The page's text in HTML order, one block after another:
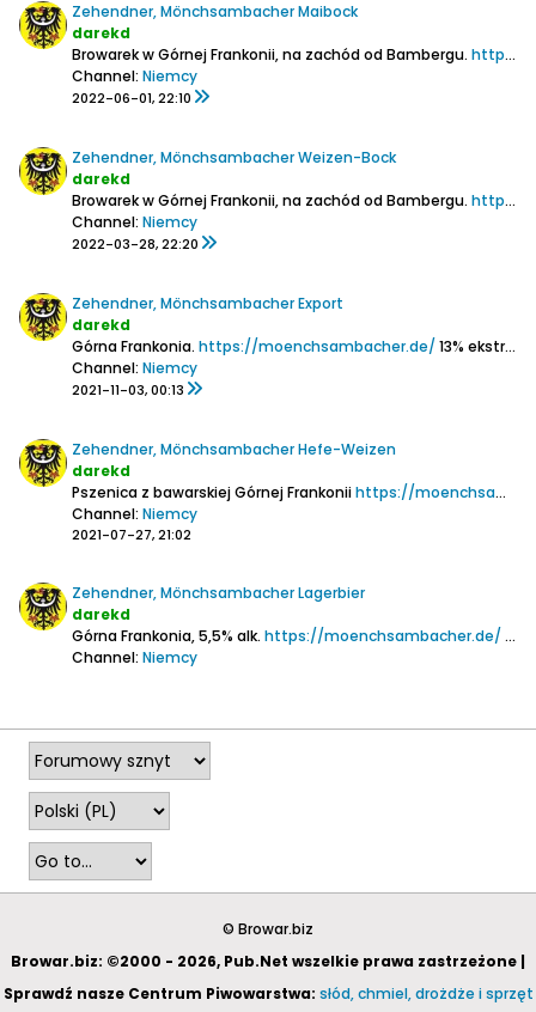
Zehendner, Mönchsambacher Maibock
darekd
Browarek w Górnej Frankonii, na zachód od Bambergu. https://moenchsambacher.de/
Channel: Niemcy
2022-06-01, 22:10
Zehendner, Mönchsambacher Weizen-Bock
darekd
Browarek w Górnej Frankonii, na zachód od Bambergu. https://moenchsambacher.de/
Channel: Niemcy
2022-03-28, 22:20
Zehendner, Mönchsambacher Export
darekd
Górna Frankonia. https://moenchsambacher.de/ 13% ekstr.
Channel: Niemcy
2021-11-03, 00:13
Zehendner, Mönchsambacher Hefe-Weizen
darekd
Pszenica z bawarskiej Górnej Frankoniihttps://moenchsambacher.de/
Channel: Niemcy
2021-07-27, 21:02
Zehendner, Mönchsambacher Lagerbier
darekd
Górna Frankonia, 5,5% alk. https://moenchsambacher.de/
Channel: Niemcy
© Browar.biz
Browar.biz: ©2000 - 2026, Pub.Net wszelkie prawa zastrzeżone |
Sprawdź nasze Centrum Piwowarstwa: słód, chmiel, drożdże i sprzęt